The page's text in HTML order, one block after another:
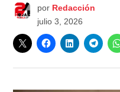
por Redacción
julio 3, 2026